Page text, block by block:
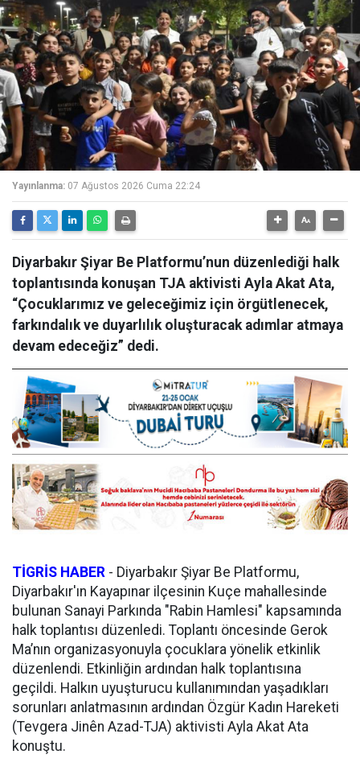
Yayınlanma: 07 Ağustos 2026 Cuma 22:24
Diyarbakır Şiyar Be Platformu’nun düzenlediği halk
toplantısında konuşan TJA aktivisti Ayla Akat Ata,
“Çocuklarımız ve geleceğimiz için örgütlenecek,
farkındalık ve duyarlılık oluşturacak adımlar atmaya
devam edeceğiz” dedi.
TİGRİS HABER - Diyarbakır Şiyar Be Platformu,
Diyarbakır'ın Kayapınar ilçesinin Kuçe mahallesinde
bulunan Sanayi Parkında "Rabin Hamlesi" kapsamında
halk toplantısı düzenledi. Toplantı öncesinde Gerok
Ma’nın organizasyonuyla çocuklara yönelik etkinlik
düzenlendi. Etkinliğin ardından halk toplantısına
geçildi. Halkın uyuşturucu kullanımından yaşadıkları
sorunları anlatmasının ardından Özgür Kadın Hareketi
(Tevgera Jinên Azad-TJA) aktivisti Ayla Akat Ata
konuştu.